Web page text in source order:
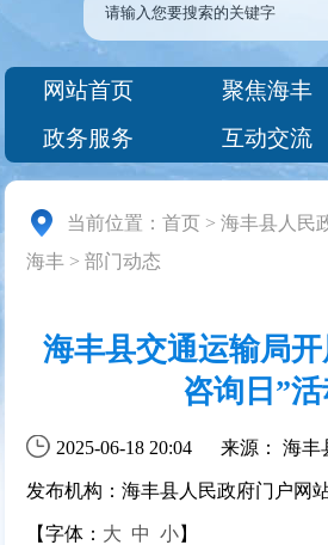
网站首页 聚焦海丰
政务服务
互动交流
当前位置：首页 >海丰县人民
海丰 >部门动态
海丰县交通运输局
咨询日”
2025-06-18 20:04 来源： 海丰
发布机构：海丰县人民政府门户网
【字体： 大 中 小】